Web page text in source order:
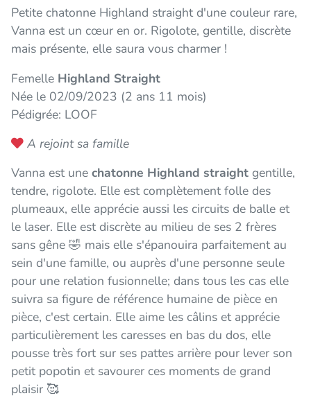
Petite chatonne Highland straight d'une couleur rare,
Vanna est un cœur en or. Rigolote, gentille, discrète
mais présente, elle saura vous charmer !
Femelle Highland Straight
Née le 02/09/2023 (2 ans 11 mois)
Pédigrée: LOOF
A rejoint sa famille
Vanna est une chatonne Highland straight gentille,
tendre, rigolote. Elle est complètement folle des
plumeaux, elle apprécie aussi les circuits de balle et
le laser. Elle est discrète au milieu de ses 2 frères
sans gêne 🤣 mais elle s'épanouira parfaitement au
sein d'une famille, ou auprès d'une personne seule
pour une relation fusionnelle; dans tous les cas elle
suivra sa figure de référence humaine de pièce en
pièce, c'est certain. Elle aime les câlins et apprécie
particulièrement les caresses en bas du dos, elle
pousse très fort sur ses pattes arrière pour lever son
petit popotin et savourer ces moments de grand
plaisir 🥰